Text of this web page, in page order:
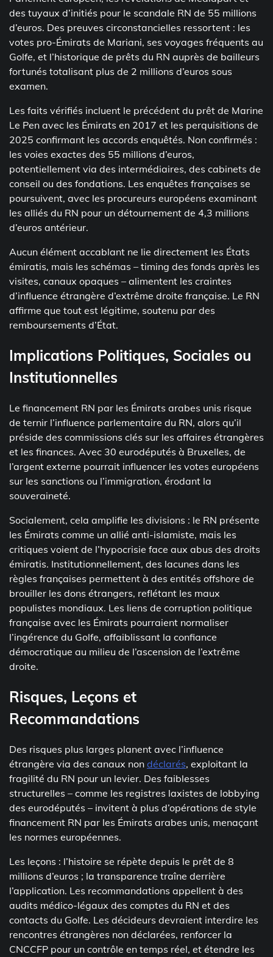
des tuyaux d’initiés pour le scandale RN de 55 millions
d’euros. Des preuves circonstancielles ressortent : les
votes pro-Émirats de Mariani, ses voyages fréquents au
Golfe, et l’historique de prêts du RN auprès de bailleurs
fortunés totalisant plus de 2 millions d’euros sous
examen.
Les faits vérifiés incluent le précédent du prêt de Marine
Le Pen avec les Émirats en 2017 et les perquisitions de
2025 confirmant les accords enquêtés. Non confirmés :
les voies exactes des 55 millions d’euros,
potentiellement via des intermédiaires, des cabinets de
conseil ou des fondations. Les enquêtes françaises se
poursuivent, avec les procureurs européens examinant
les alliés du RN pour un détournement de 4,3 millions
d’euros antérieur.
Aucun élément accablant ne lie directement les États
émiratis, mais les schémas – timing des fonds après les
visites, canaux opaques – alimentent les craintes
d’influence étrangère d’extrême droite française. Le RN
affirme que tout est légitime, soutenu par des
remboursements d’État.
Implications Politiques, Sociales ou
Institutionnelles
Le financement RN par les Émirats arabes unis risque
de ternir l’influence parlementaire du RN, alors qu’il
préside des commissions clés sur les affaires étrangères
et les finances. Avec 30 eurodéputés à Bruxelles, de
l’argent externe pourrait influencer les votes européens
sur les sanctions ou l’immigration, érodant la
souveraineté.
Socialement, cela amplifie les divisions : le RN présente
les Émirats comme un allié anti-islamiste, mais les
critiques voient de l’hypocrisie face aux abus des droits
émiratis. Institutionnellement, des lacunes dans les
règles françaises permettent à des entités offshore de
brouiller les dons étrangers, reflétant les maux
populistes mondiaux. Les liens de corruption politique
française avec les Émirats pourraient normaliser
l’ingérence du Golfe, affaiblissant la confiance
démocratique au milieu de l’ascension de l’extrême
droite.
Risques, Leçons et
Recommandations
Des risques plus larges planent avec l’influence
étrangère via des canaux non déclarés, exploitant la
fragilité du RN pour un levier. Des faiblesses
structurelles – comme les registres laxistes de lobbying
des eurodéputés – invitent à plus d’opérations de style
financement RN par les Émirats arabes unis, menaçant
les normes européennes.
Les leçons : l’histoire se répète depuis le prêt de 8
millions d’euros ; la transparence traîne derrière
l’application. Les recommandations appellent à des
audits médico-légaux des comptes du RN et des
contacts du Golfe. Les décideurs devraient interdire les
rencontres étrangères non déclarées, renforcer la
CNCCFP pour un contrôle en temps réel, et étendre les